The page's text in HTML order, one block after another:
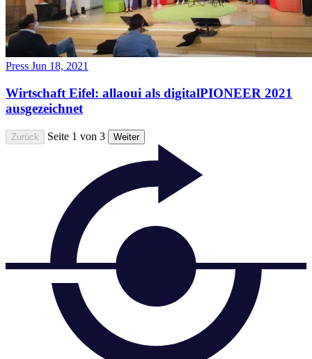
Press Jun 18, 2021
Wirtschaft Eifel: allaoui als digitalPIONEER 2021
ausgezeichnet
Zurück Seite 1 von 3 Weiter